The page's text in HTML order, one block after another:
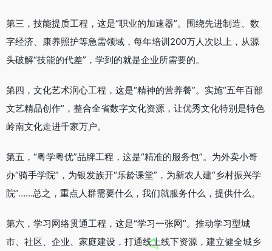
第三，技能提质工程，这是“职业的加速器”。围绕先进制造、数
字经济、康养照护等急需领域，每年培训200万人次以上，从源
头破解“技能的代差”，学到的就是企业所需要的。
第四，文化艺术润心工程，这是“精神的营养餐”。实施“五年百部
文艺精品创作”，整合全省数字文化资源，让优秀文化特别是特色
岭南文化走进千家万户。
第五，“粤学粤优”品牌工程，这是“精准的服务包”。为外卖小哥
办“骑手学院”，为银发族开“乐龄课堂”，为新农人建“乡村振兴学
院”……总之，重点人群需要什么，我们就服务什么，提供什么。
第六，学习网络贯通工程，这是“学习一张网”。推动学习型城
市、社区、企业、家庭建设，打通线上线下资源，建立健全城乡